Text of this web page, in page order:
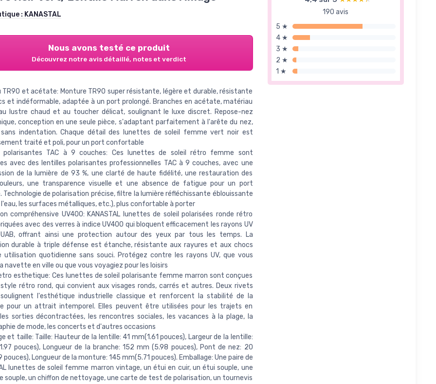
190 avis
5 ★
4 ★
3 ★
2 ★
1 ★
: KANASTAL
Nous avons testé ce produit
Découvrez notre avis détaillé, notes et verdict
TR90 et acétate: Monture TR90 super résistante, légère et durable, résistante
et indéformable, adaptée à un port prolongé. Branches en acétate, matériau
lustre chaud et au toucher délicat, soulignant le luxe discret. Repose-nez
conception en une seule pièce, s'adaptant parfaitement à l'arête du nez,
indentation. Chaque détail des lunettes de soleil femme vert noir est
traité et poli, pour un port confortable
polarisantes TAC à 9 couches: Ces lunettes de soleil rétro femme sont
avec des lentilles polarisantes professionnelles TAC à 9 couches, avec une
de la lumière de 93 %, une clarté de haute fidélité, une restauration des
une transparence visuelle et une absence de fatigue pour un port
Technologie de polarisation précise, filtre la lumière réfléchissante éblouissante
les surfaces métalliques, etc.), plus confortable à porter
compréhensive UV400: KANASTAL lunettes de soleil polarisées ronde rétro
avec des verres à indice UV400 qui bloquent efficacement les rayons UV
offrant ainsi une protection autour des yeux par tous les temps. La
durable à triple défense est étanche, résistante aux rayures et aux chocs
utilisation quotidienne sans souci. Protégez contre les rayons UV, que vous
navette en ville ou que vous voyagiez pour les loisirs
esthetique: Ces lunettes de soleil polarisante femme marron sont conçues
rétro rond, qui convient aux visages ronds, carrés et autres. Deux rivets
l'esthétique industrielle classique et renforcent la stabilité de la
pour un attrait intemporel. Elles peuvent être utilisées pour les trajets en
sorties décontractées, les rencontres sociales, les vacances à la plage, la
de mode, les concerts et d'autres occasions
et taille: Taille: Hauteur de la lentille: 41 mm(1.61 pouces), Largeur de la lentille:
pouces), Longueur de la branche: 152 mm (5.98 pouces), Pont de nez: 20
pouces), Longueur de la monture: 145 mm(5.71 pouces). Emballage: Une paire de
lunettes de soleil femme marron vintage, un étui en cuir, un étui souple, une
souple, un chiffon de nettoyage, une carte de test de polarisation, un tournevis